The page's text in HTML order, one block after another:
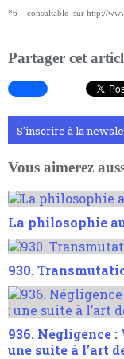
*6 consultable sur http://
Partager cet
S'inscrire à la
Vous aimerez
La philosophie
930.
936. Négligence
une suite à l’art